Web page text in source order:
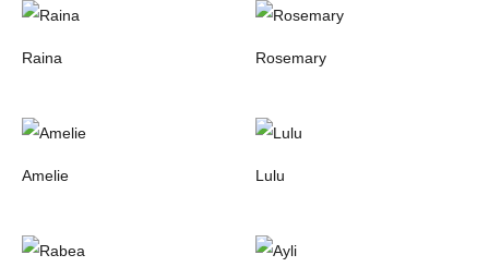
Raina Rosemary
Amelie Lulu